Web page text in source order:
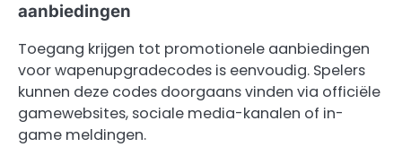
aanbiedingen
Toegang krijgen tot promotionele aanbiedingen
voor wapenupgradecodes is eenvoudig. Spelers
kunnen deze codes doorgaans vinden via officiële
gamewebsites, sociale media-kanalen of in-
game meldingen.